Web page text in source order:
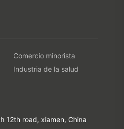
Comercio minorista
Industria de la salud
12th road, xiamen, China